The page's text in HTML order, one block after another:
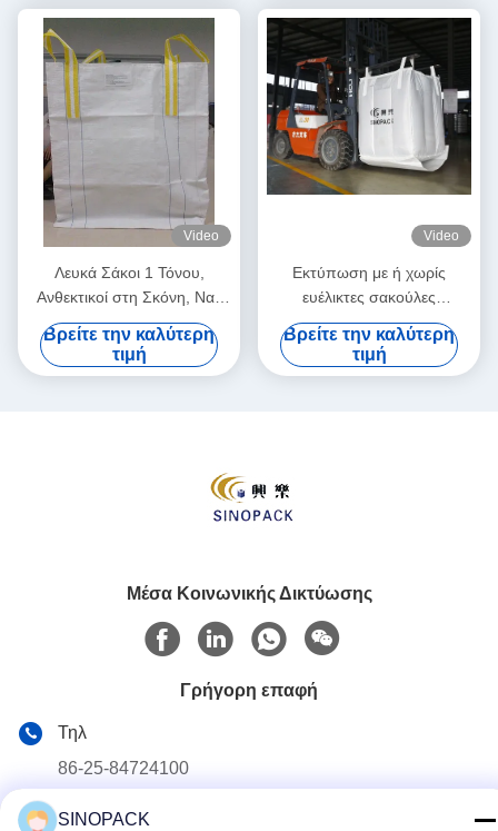
Χωρίς Σκόνη και Ασφαλείς
Video
Λευκά Σάκοι 1 Τόνου,
Ανθεκτικοί στη Σκόνη, Ναι,
Εκτύπωση Με ή Χωρίς UV
Επεξεργασία
Βρείτε την καλύτερη
τιμή
Video
Εκτύπωση με ή χωρίς
ευέλικτες σακούλες
μεταφοράς
Βρείτε την καλύτερη
τιμή
Μέσα Κοινωνικής Δικτύωσης
Γρήγορη επαφή
Τηλ
86-25-84724100
E-mail
SINOPACK